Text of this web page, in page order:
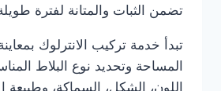
تضمن الثبات والمتانة لفترة
تبدأ خدمة تركيب الانترلوك
المساحة وتحديد نوع البلاط
اللون، الشكل، السماكة، وطبيعة